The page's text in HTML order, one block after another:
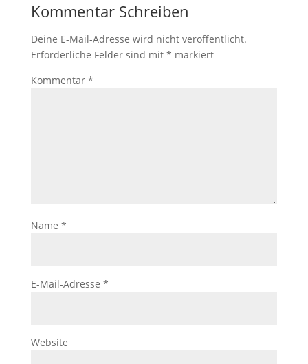
Kommentar Schreiben
Deine E-Mail-Adresse wird nicht veröffentlicht.
Erforderliche Felder sind mit * markiert
Kommentar *
Name *
E-Mail-Adresse *
Website